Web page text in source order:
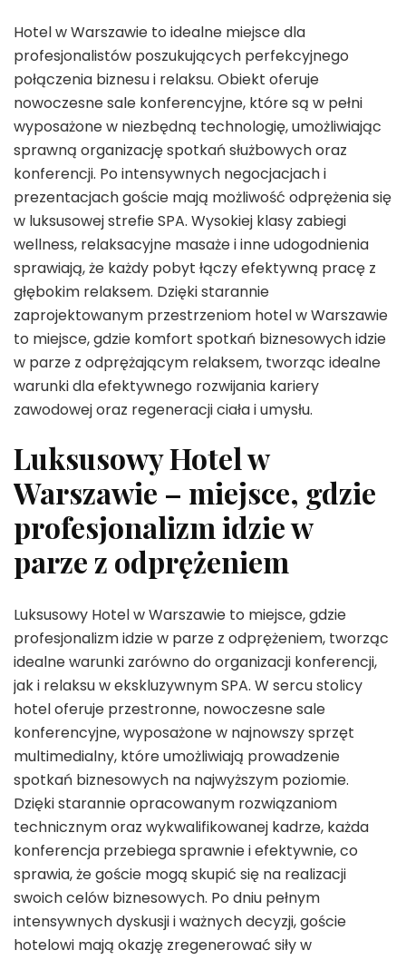
Hotel w Warszawie to idealne miejsce dla
profesjonalistów poszukujących perfekcyjnego
połączenia biznesu i relaksu. Obiekt oferuje
nowoczesne sale konferencyjne, które są w pełni
wyposażone w niezbędną technologię, umożliwiając
sprawną organizację spotkań służbowych oraz
konferencji. Po intensywnych negocjacjach i
prezentacjach goście mają możliwość odprężenia się
w luksusowej strefie SPA. Wysokiej klasy zabiegi
wellness, relaksacyjne masaże i inne udogodnienia
sprawiają, że każdy pobyt łączy efektywną pracę z
głębokim relaksem. Dzięki starannie
zaprojektowanym przestrzeniom hotel w Warszawie
to miejsce, gdzie komfort spotkań biznesowych idzie
w parze z odprężającym relaksem, tworząc idealne
warunki dla efektywnego rozwijania kariery
zawodowej oraz regeneracji ciała i umysłu.
Luksusowy Hotel w
Warszawie – miejsce, gdzie
profesjonalizm idzie w
parze z odprężeniem
Luksusowy Hotel w Warszawie to miejsce, gdzie
profesjonalizm idzie w parze z odprężeniem, tworząc
idealne warunki zarówno do organizacji konferencji,
jak i relaksu w ekskluzywnym SPA. W sercu stolicy
hotel oferuje przestronne, nowoczesne sale
konferencyjne, wyposażone w najnowszy sprzęt
multimedialny, które umożliwiają prowadzenie
spotkań biznesowych na najwyższym poziomie.
Dzięki starannie opracowanym rozwiązaniom
technicznym oraz wykwalifikowanej kadrze, każda
konferencja przebiega sprawnie i efektywnie, co
sprawia, że goście mogą skupić się na realizacji
swoich celów biznesowych. Po dniu pełnym
intensywnych dyskusji i ważnych decyzji, goście
hotelowi mają okazję zregenerować siły w